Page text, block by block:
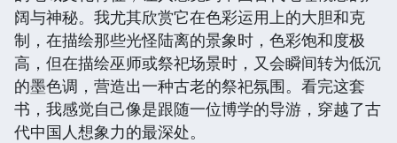
阔与神秘。我尤其欣赏它在色彩运用上的大胆和克
制，在描绘那些光怪陆离的景象时，色彩饱和度极
高，但在描绘巫师或祭祀场景时，又会瞬间转为低沉
的墨色调，营造出一种古老的祭祀氛围。看完这套
书，我感觉自己像是跟随一位博学的导游，穿越了古
代中国人想象力的最深处。